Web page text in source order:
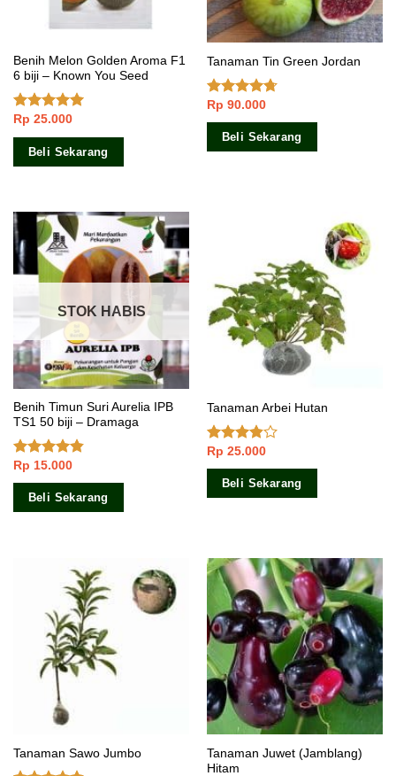
Benih Melon Golden Aroma F1
6 biji – Known You Seed
Dinilai5.00
dari 5
Rp 25.000
Beli Sekarang
Tanaman Tin Green Jordan
Dinilai
4.40dari 5
Rp 90.000
Beli Sekarang
STOK HABIS
Benih Timun Suri Aurelia IPB
TS1 50 biji – Dramaga
Dinilai
4.50dari 5
Rp 15.000
Beli Sekarang
Tanaman Arbei Hutan
Dinilai
3.60dari
Rp 25.000
Beli Sekarang
Tanaman Sawo Jumbo
Tanaman Juwet (Jamblang)
Hitam